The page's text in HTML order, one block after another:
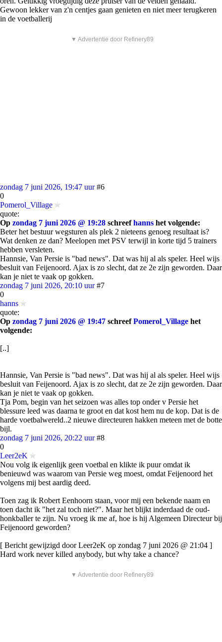
Gewoon lekker van z'n centjes gaan genieten en niet meer terugkeren
in de voetballerij
▼ Advertentie door Refinery89
zondag 7 juni 2026, 19:47 uur #6
0
Pomerol_Village
quote:
Op zondag 7 juni 2026 @ 19:28 schreefhanns het volgende:
Beter het bestuur wegsturen als plek 2 nieteens genoeg resultaat is?
Wat denken ze dan? Meelopen met PSV terwijl in korte tijd 5 trainers
hebben versleten.
Hannsie, Van Persie is "bad news". Dat was hij al als speler. Heel wijs
besluit van Feijenoord. Ajax is zo slecht, dat ze 2e zijn geworden. Daar
kan je niet te vaak op gokken.
zondag 7 juni 2026, 20:10 uur #7
0
hanns
quote:
Op zondag 7 juni 2026 @ 19:47 schreefPomerol_Village het
volgende:
[..]
Hannsie, Van Persie is "bad news". Dat was hij al als speler. Heel wijs
besluit van Feijenoord. Ajax is zo slecht, dat ze 2e zijn geworden. Daar
kan je niet te vaak op gokken.
Tja Pom, begin van het seizoen was alles top onder v Persie het
blessure leed was daarna te groot en dat kost hem nu de kop. Dat is de
harde voetbalwereld..2 nieuwe directeuren hakken meteen met de botte
bijl.
zondag 7 juni 2026, 20:22 uur #8
0
Leer2eK
Nou volg ik eigenlijk geen voetbal en klikte ik puur omdat ik
benieuwd was waarom van Persie weg moest, omdat Feijenoord het
volgens mij best aardig deed.
Toen zag ik Robert Eenhoorn staan, voor mij een bekende naam en
toen dacht ik "het zal toch niet?". Maar het blijkt inderdaad de oud-
honkballer te zijn. Nu vroeg ik me af, hoe is hij Algemeen Directeur bij
Feijenoord geworden?
[ Bericht gewijzigd door Leer2eK op zondag 7 juni 2026 @ 21:04 ]
Hard work never killed anybody, but why take a chance?
▼ Advertentie door Refinery89